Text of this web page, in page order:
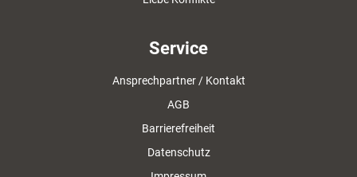
Service
Ansprechpartner / Kontakt
AGB
Barrierefreiheit
Datenschutz